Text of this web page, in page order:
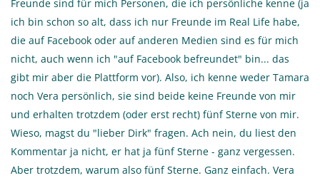
Freunde sind für mich Personen, die ich persönliche kenne (ja
ich bin schon so alt, dass ich nur Freunde im Real Life habe,
die auf Facebook oder auf anderen Medien sind es für mich
nicht, auch wenn ich "auf Facebook befreundet" bin... das
gibt mir aber die Plattform vor). Also, ich kenne weder Tamara
noch Vera persönlich, sie sind beide keine Freunde von mir
und erhalten trotzdem (oder erst recht) fünf Sterne von mir.
Wieso, magst du "lieber Dirk" fragen. Ach nein, du liest den
Kommentar ja nicht, er hat ja fünf Sterne - ganz vergessen.
Aber trotzdem, warum also fünf Sterne. Ganz einfach. Vera